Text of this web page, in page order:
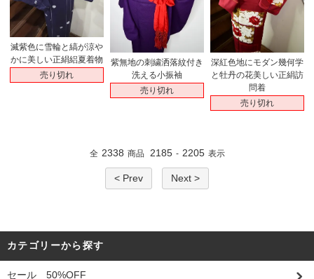
滅紫色に雪輪と縞が涼や
かに美しい正絹絽夏着物
売り切れ
紫無地の刺繍洒落紋付き
洗える小振袖
売り切れ
深紅色地にモダン幾何学
と牡丹の花美しい正絹訪
問着
売り切れ
全 2338 商品 2185 - 2205 表示
< Prev Next >
カテゴリーから探す
セール 50%OFF